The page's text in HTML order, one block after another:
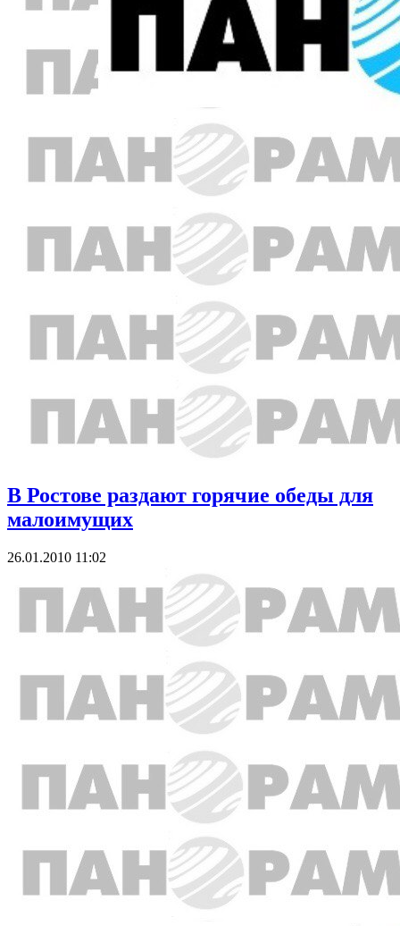
В Ростове раздают горячие обеды для
малоимущих
26.01.2010 11:02